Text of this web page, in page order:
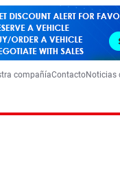
compañíaContactoNoticias